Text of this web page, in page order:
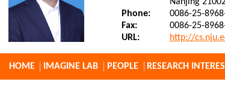
Phone:
0086-25-
Fax:
0086-25-
URL:
http://
HOME IMAGINE LAB PEOPLE RESEARCH